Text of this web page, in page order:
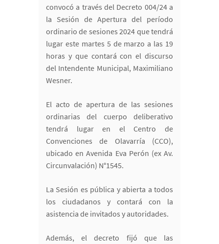
convocó a través del Decreto 004/24 a
la Sesión de Apertura del período
ordinario de sesiones 2024 que tendrá
lugar este martes 5 de marzo a las 19
horas y que contará con el discurso
del Intendente Municipal, Maximiliano
Wesner.
El acto de apertura de las sesiones
ordinarias del cuerpo deliberativo
tendrá lugar en el Centro de
Convenciones de Olavarría (CCO),
ubicado en Avenida Eva Perón (ex Av.
Circunvalación) N°1545.
La Sesión es pública y abierta a todos
los ciudadanos y contará con la
asistencia de invitados y autoridades.
Además, el decreto fijó que las